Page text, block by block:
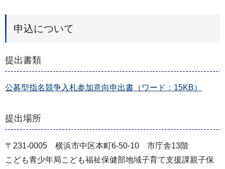
申込について
提出書類
公募型指名競争⼊札参加意向申出書（ワード：15KB）
提出場所
〒231-0005 横浜市中区本町6-50-10 市庁舎13階
こども⻘少年局こども福祉保健部地域子育て支援課親⼦保